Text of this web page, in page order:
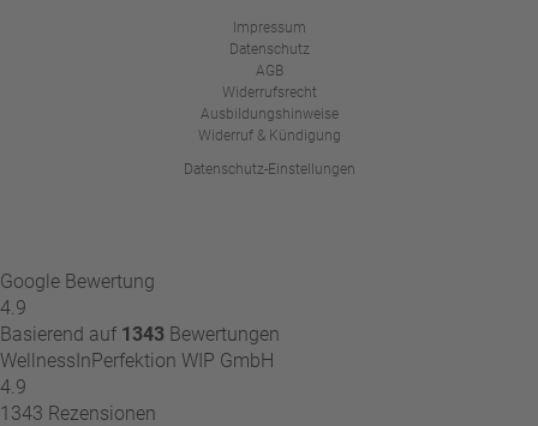
Impressum
Datenschutz
AGB
Widerrufsrecht
Ausbildungshinweise
Widerruf & Kündigung
Datenschutz-Einstellungen
Google Bewertung
4.9
Basierend auf 1343 Bewertungen
WellnessInPerfektion WIP GmbH
4.9
1343 Rezensionen